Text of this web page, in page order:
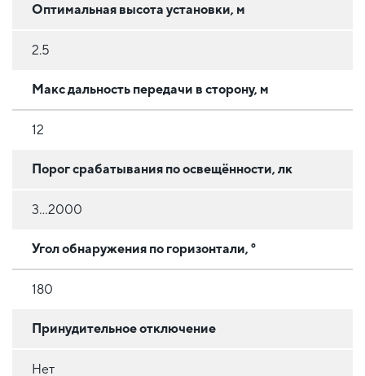
Оптимальная высота установки, м
2.5
Макс дальность передачи в сторону, м
12
Порог срабатывания по освещённости, лк
3...2000
Угол обнаружения по горизонтали, °
180
Принудительное отключение
Нет